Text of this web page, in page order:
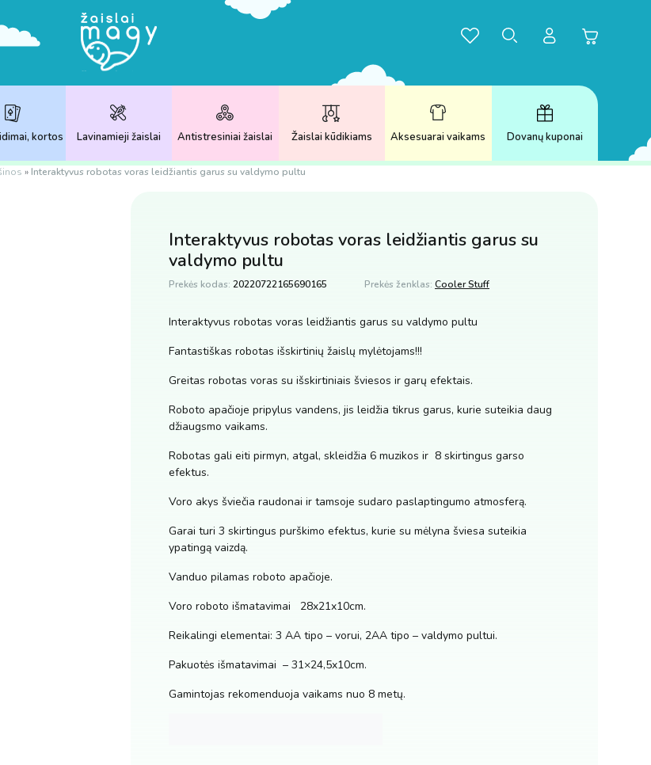
kortos Lavinamieji žaislai Antistresiniai žaislai Žaislai kūdikiams Aksesuarai vaikams Dovanų kuponai
» Interaktyvus robotas voras leidžiantis garus su valdymo pultu
Interaktyvus robotas voras leidžiantis garus su
valdymo pultu
Prekės kodas: 20220722165690165 Prekės ženklas: Cooler Stuff
Interaktyvus robotas voras leidžiantis garus su valdymo pultu
Fantastiškas robotas išskirtinių žaislų mylėtojams!!!
Greitas robotas voras su išskirtiniais šviesos ir garų efektais.
Roboto apačioje pripylus vandens, jis leidžia tikrus garus, kurie suteikia daug
džiaugsmo vaikams.
Robotas gali eiti pirmyn, atgal, skleidžia 6 muzikos ir 8 skirtingus garso
efektus.
Voro akys šviečia raudonai ir tamsoje sudaro paslaptingumo atmosferą.
Garai turi 3 skirtingus purškimo efektus, kurie su mėlyna šviesa suteikia
ypatingą vaizdą.
Vanduo pilamas roboto apačioje.
Voro roboto išmatavimai 28x21x10cm.
Reikalingi elementai: 3 AA tipo – vorui, 2AA tipo – valdymo pultui.
Pakuotės išmatavimai – 31×24,5x10cm.
Gamintojas rekomenduoja vaikams nuo 8 metų.